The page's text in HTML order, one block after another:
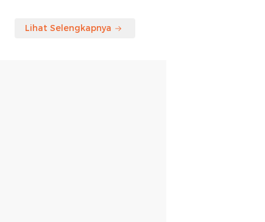
Lihat Selengkapnya